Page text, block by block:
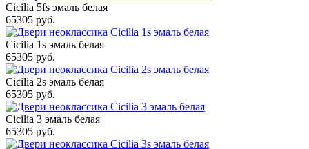
Cicilia 5fs эмаль белая
65305 руб.
Cicilia 1s эмаль белая
65305 руб.
Cicilia 2s эмаль белая
65305 руб.
Cicilia 3 эмаль белая
65305 руб.